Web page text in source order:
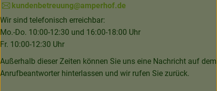
kundenbetreuung@amperhof.de
Wir sind telefonisch erreichbar:
Mo.-Do. 10:00-12:30 und 16:00-18:00 Uhr
Fr. 10:00-12:30 Uhr
Außerhalb dieser Zeiten können Sie uns eine Nachricht auf dem
Anrufbeantworter hinterlassen und wir rufen Sie zurück.